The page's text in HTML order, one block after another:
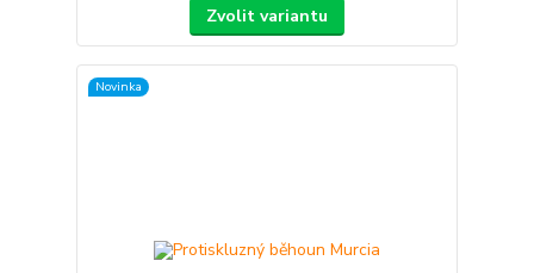
Zvolit variantu
Novinka